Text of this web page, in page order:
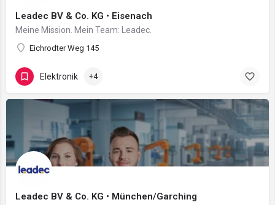
Leadec BV & Co. KG • Eisenach
Meine Mission. Mein Team: Leadec.
Eichrodter Weg 145
Elektronik +4
Leadec BV & Co. KG • München/Garching